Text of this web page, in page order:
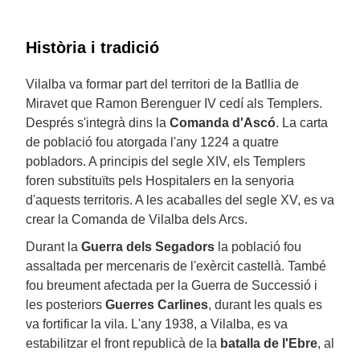
Història i tradició
Vilalba va formar part del territori de la Batllia de
Miravet que Ramon Berenguer IV cedí als Templers.
Després s'integrà dins la Comanda d'Ascó. La carta
de població fou atorgada l'any 1224 a quatre
pobladors. A principis del segle XIV, els Templers
foren substituïts pels Hospitalers en la senyoria
d'aquests territoris. A les acaballes del segle XV, es va
crear la Comanda de Vilalba dels Arcs.
Durant la Guerra dels Segadors la població fou
assaltada per mercenaris de l'exèrcit castellà. També
fou breument afectada per la Guerra de Successió i
les posteriors Guerres Carlines, durant les quals es
va fortificar la vila. L'any 1938, a Vilalba, es va
estabilitzar el front republicà de la batalla de l'Ebre, al